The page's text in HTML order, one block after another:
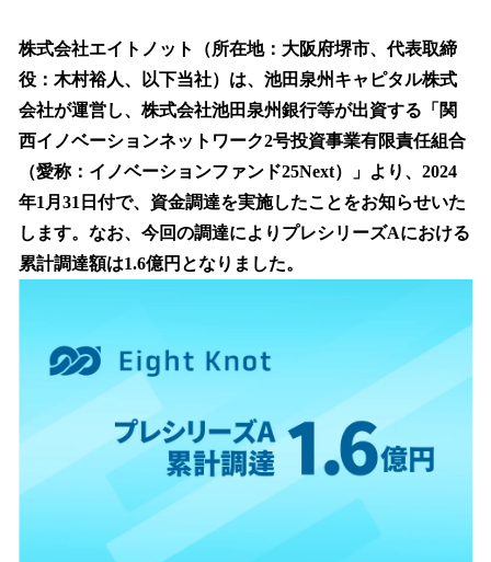
！
を
読
み
込
み
中
で
す
株式会社エイトノット（所在地：大阪府堺市、代表取締
役：木村裕人、以下当社）は、池田泉州キャピタル株式
会社が運営し、株式会社池田泉州銀行等が出資する「関
西イノベーションネットワーク2号投資事業有限責任組合
（愛称：イノベーションファンド25Next）」より、2024
年1月31日付で、資金調達を実施したことをお知らせいた
します。なお、今回の調達によりプレシリーズAにおける
累計調達額は1.6億円となりました。